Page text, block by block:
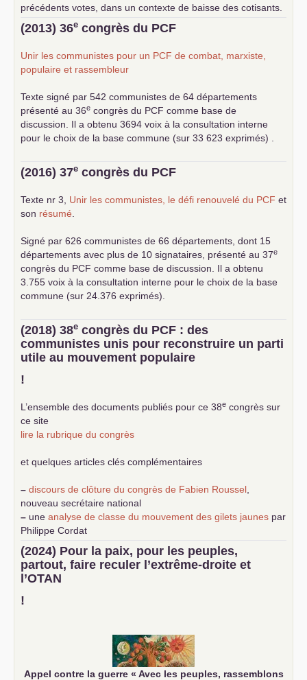
précédents votes, dans un contexte de baisse des cotisants.
... lire la suite
(2013) 36e congrès du PCF
Unir les communistes pour un PCF de combat, marxiste,
populaire et rassembleur
Texte signé par 542 communistes de 64 départements
présenté au 36e congrès du PCF comme base de
discussion. Il a obtenu 3694 voix à la consultation interne
pour le choix de la base commune (sur 33 623 exprimés) .
(2016) 37e congrès du PCF
Texte nr 3, Unir les communistes, le défi renouvelé du PCF et
son résumé
Signé par 626 communistes de 66 départements, dont 15
départements avec plus de 10 signataires, présenté au 37e
congrès du PCF comme base de discussion. Il a obtenu
3.755 voix à la consultation interne pour le choix de la base
commune (sur 24.376 exprimés).
(2018) 38e congrès du PCF : des
communistes unis pour reconstruire un parti
utile au mouvement populaire
!
L’ensemble des documents publiés pour ce 38e congrès sur
ce site
lire la rubrique du congrès
et quelques articles clés complémentaires
– discours de clôture du congrès de Fabien Roussel
nouveau secrétaire national
– une analyse de classe du mouvement des gilets jaunes par
Philippe Cordat
–
un texte de Jean-Claude Delaunay
le marxisme est la
science sociale de notre temps
–un appel proposé aux partis communistes et ouvrier
d’Europe
–
(2024) Pour la paix, pour les peuples,
partout, faire reculer l’extrême-droite et
l’OTAN
!
Appel contre la guerre « Avec les peuples, rassemblons